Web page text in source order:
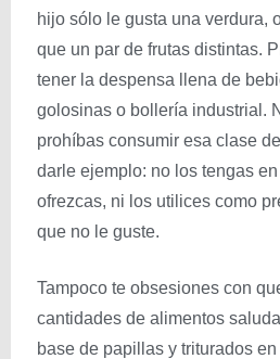
hijo sólo le gusta una verdura,
que un par de frutas distintas.
tener la despensa llena de
golosinas o bollería industrial.
prohíbas consumir esa clase
darle ejemplo: no los tengas
ofrezcas, ni los utilices como
que no le guste.
Tampoco te obsesiones con
cantidades de alimentos
base de papillas y triturados